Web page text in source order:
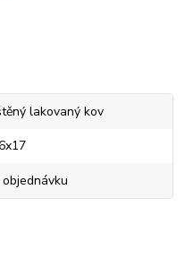
lakovaný kov